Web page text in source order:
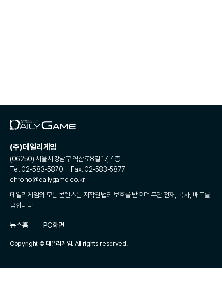
(주)데일리게임
(06250) 서울시 강남구 역삼로8길 17, 4층
Tel. 02-583-5870 | Fax. 02-583-5877
chrono@dailygame.co.kr
데일리게임의 모든 콘텐츠는 저작권법의 보호를 받으며 무단 전재, 복사, 배포를
금합니다.
뉴스홈 PC화면
Copyright © 데일리게임. All rights reserved.